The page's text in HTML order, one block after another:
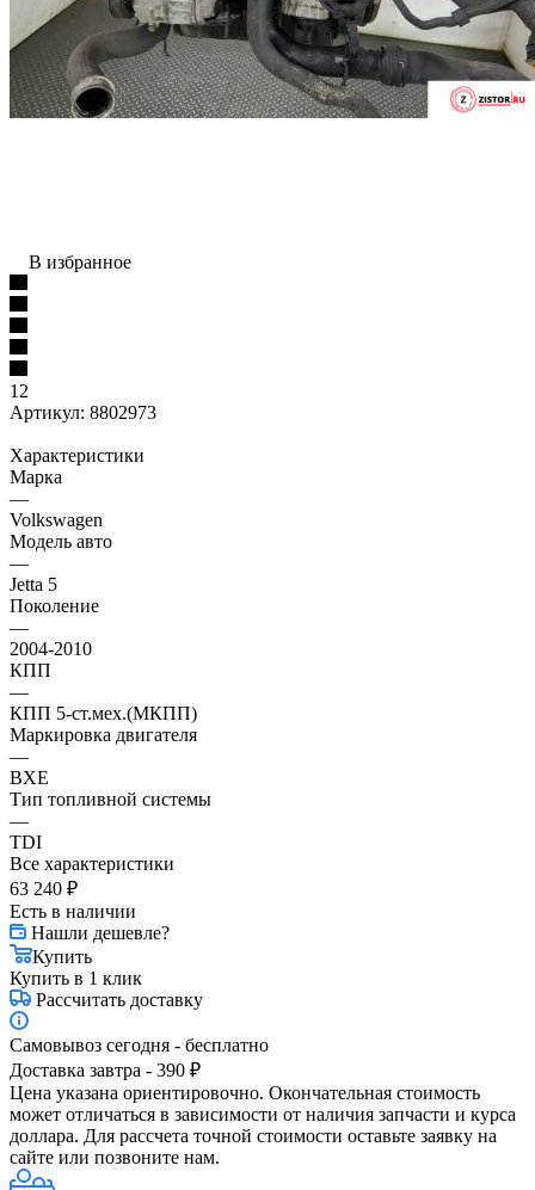
В избранное
12
Артикул: 8802973
Характеристики
Марка
—
Volkswagen
Модель авто
—
Jetta 5
Поколение
—
2004-2010
КПП
—
КПП 5-ст.мех.(МКПП)
Маркировка двигателя
—
BXE
Тип топливной системы
—
TDI
Все характеристики
63 240 ₽
Есть в наличии
Нашли дешевле?
Купить
Купить в 1 клик
Рассчитать доставку
Самовывоз сегодня - бесплатно
Доставка завтра - 390 ₽
Цена указана ориентировочно. Окончательная стоимость
может отличаться в зависимости от наличия запчасти и курса
доллара. Для рассчета точной стоимости оставьте заявку на
сайте или позвоните нам.